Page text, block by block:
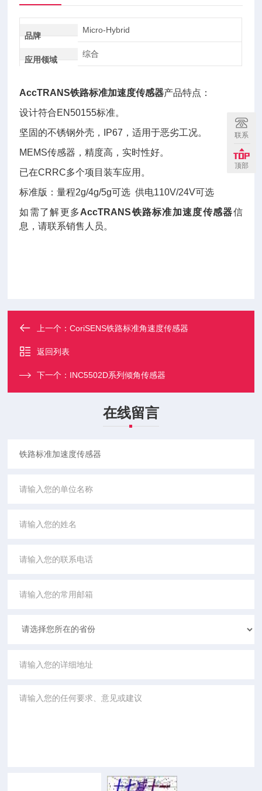
品牌
Micro-Hybrid
应用领域
综合
AccTRANS铁路标准加速度传感器产品特点：
设计符合EN50155标准。
坚固的不锈钢外壳，IP67，适用于恶劣工况。
MEMS传感器，精度高，实时性好。
已在CRRC多个项目装车应用。
标准版：量程2g/4g/5g可选 供电110V/24V可选
如需了解更多AccTRANS铁路标准加速度传感器信
息，请联系销售人员。
上一个：CoriSENS铁路标准角速度传感器
返回列表
下一个： INC5502D系列倾角传感器
在线留言
联系
顶部